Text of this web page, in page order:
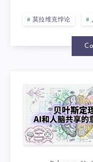
莫拉维克悖论